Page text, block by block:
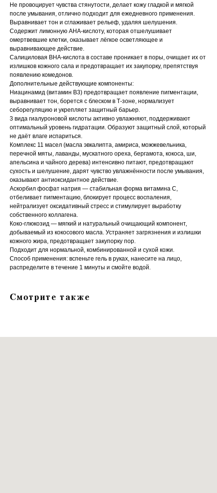
Не провоцирует чувства стянутости, делает кожу гладкой и мягкой
после умывания, отлично подходит для ежедневного применения.
Выравнивает тон и сглаживает рельеф, удаляя шелушения.
Содержит лимонную AHA-кислоту, которая отшелушивает
омертвевшие клетки, оказывает лёгкое осветляющее и
выравнивающее действие.
Салициловая BHA-кислота в составе проникает в поры, очищает их от
излишков кожного сала и предотвращает их закупорку, препятствуя
появлению комедонов.
Дополнительные действующие компоненты:
Ниацинамид (витамин B3) предотвращает появление пигментации,
выравнивает тон, борется с блеском в Т-зоне, нормализует
себорегуляцию и укрепляет защитный барьер.
3 вида гиалуроновой кислоты активно увлажняют, поддерживают
оптимальный уровень гидратации. Образуют защитный слой, который
не даёт влаге испариться.
Комплекс 11 масел (масла эвкалипта, амириса, можжевельника,
перечной мяты, лаванды, мускатного ореха, бергамота, кокоса, ши,
апельсина и чайного дерева) интенсивно питают, предотвращают
сухость и шелушение, дарят чувство увлажнённости после умывания,
оказывают антиоксидантное действие.
Аскорбил фосфат натрия — стабильная форма витамина С,
отбеливает пигментацию, блокирует процесс воспаления,
нейтрализует оксидативный стресс и стимулирует выработку
собственного коллагена.
Коко-глюкозид — мягкий и натуральный очищающий компонент,
добываемый из кокосового масла. Устраняет загрязнения и излишки
кожного жира, предотвращает закупорку пор.
Подходит для нормальной, комбинированной и сухой кожи.
Способ применения: вспеньте гель в руках, нанесите на лицо,
распределите в течение 1 минуты и смойте водой.
Смотрите также